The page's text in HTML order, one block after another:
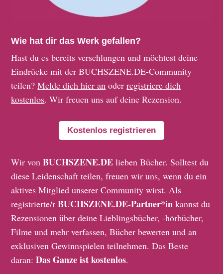
Wie hat dir das Werk gefallen?
Hast du es bereits verschlungen und möchtest deine
Eindrücke mit der BUCHSZENE.DE-Community
teilen?Melde dich hier an oderregistriere dich
kostenlos. Wir freuen uns auf deine Rezension.
Kostenlos registrieren
Wir vonBUCHSZENE.DE lieben Bücher. Solltest du
diese Leidenschaft teilen, freuen wir uns, wenn du ein
aktives Mitglied unserer Community wirst. Als
registrierte/rBUCHSZENE.DE-Partner*in kannst du
Rezensionen über deine Lieblingsbücher, -hörbücher,
Filme und mehr verfassen, Bücher bewerten und an
exklusiven Gewinnspielen teilnehmen. Das Beste
daran:Das Ganze ist kostenlos.